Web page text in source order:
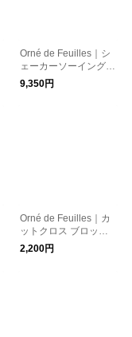
Orné de Feuilles｜シ
ェーカーソーイングボ
ックス
9,350円
Orné de Feuilles｜カ
ットクロス ブロック
プリント（約100cm
角）
2,200円